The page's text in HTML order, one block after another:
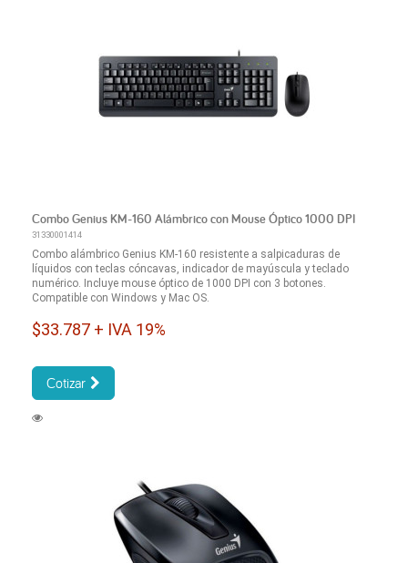
Combo Genius KM-160 Alámbrico con Mouse Óptico 1000 DPI
31330001414
Combo alámbrico Genius KM-160 resistente a salpicaduras de
líquidos con teclas cóncavas, indicador de mayúscula y teclado
numérico. Incluye mouse óptico de 1000 DPI con 3 botones.
Compatible con Windows y Mac OS.
$33.787 + IVA 19%
Cotizar